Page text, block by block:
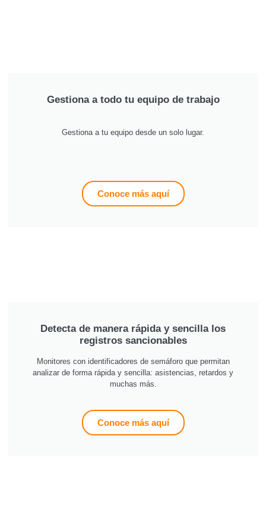
Gestiona a todo tu equipo de trabajo
Gestiona a tu equipo desde un solo lugar.
Conoce más aquí
Detecta de manera rápida y sencilla los
registros sancionables
Monitores con identificadores de semáforo que permitan
analizar de forma rápida y sencilla: asistencias, retardos y
muchas más.
Conoce más aquí